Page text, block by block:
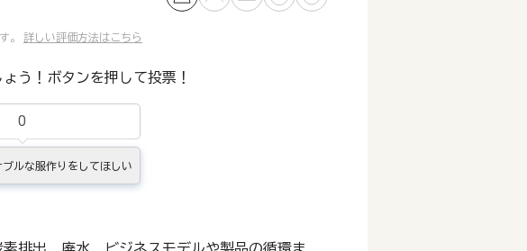
。 詳しい評価方法はこちら
う！ボタンを押して投票！
0
ルな服作りをしてほしい